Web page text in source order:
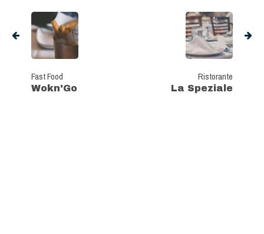
Fast Food
Wokn'Go
Ristorante
La Speziale